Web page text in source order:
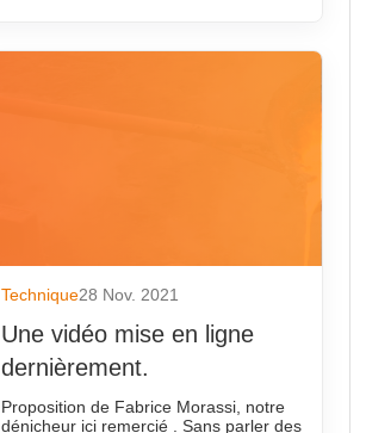
Technique28 Nov. 2021
Une vidéo mise en ligne
dernièrement.
Proposition de Fabrice Morassi, notre
dénicheur ici remercié . Sans parler des